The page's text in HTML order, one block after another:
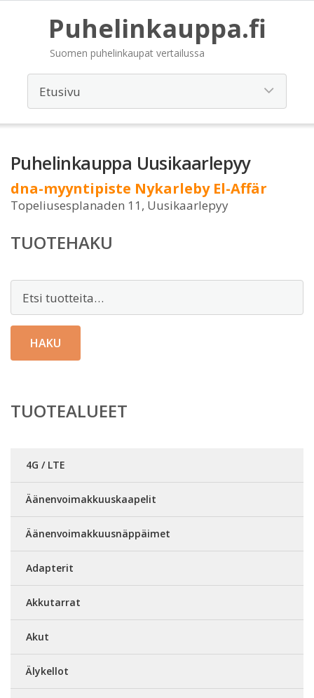
Puhelinkauppa.fi
Suomen puhelinkaupat vertailussa
Puhelinkauppa Uusikaarlepyy
dna-myyntipiste Nykarleby El-Affär
Topeliusesplanaden 11, Uusikaarlepyy
TUOTEHAKU
HAKU
TUOTEALUEET
4G / LTE
Äänenvoimakkuuskaapelit
Äänenvoimakkuusnäppäimet
Adapterit
Akkutarrat
Akut
Älykellot